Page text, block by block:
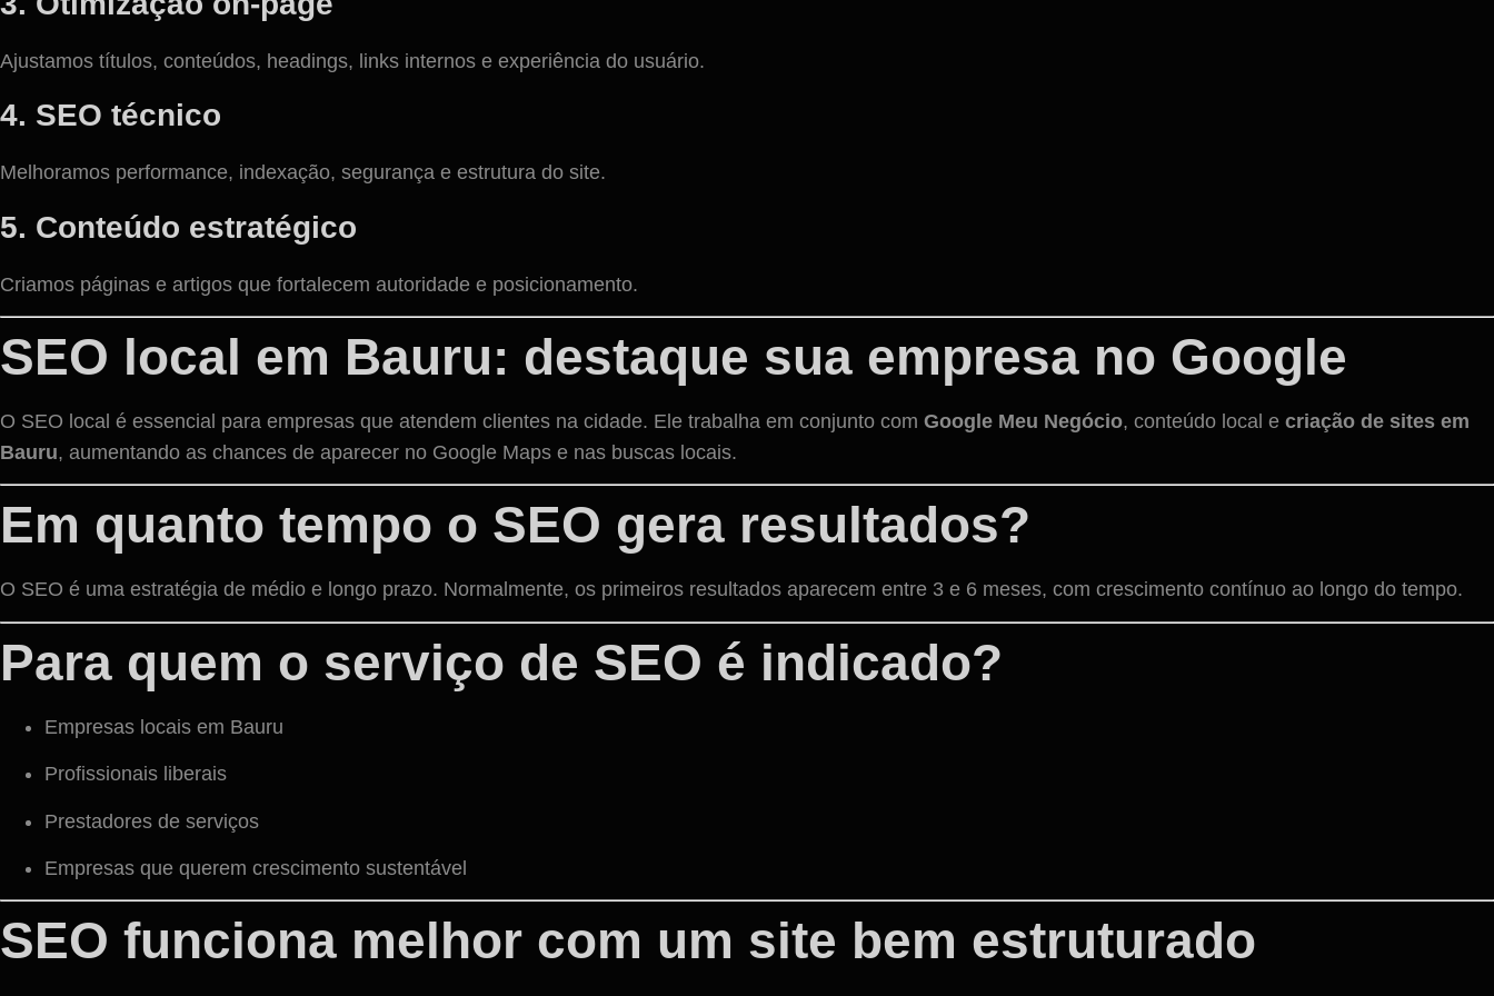
Ajustamos títulos, conteúdos, headings, links internos e experiência do usuário.
4. SEO técnico
Melhoramos performance, indexação, segurança e estrutura do site.
5. Conteúdo estratégico
Criamos páginas e artigos que fortalecem autoridade e posicionamento.
SEO local em Bauru: destaque sua empresa no Google
O SEO local é essencial para empresas que atendem clientes na cidade. Ele trabalha em conjunto com Google Meu Negócio, conteúdo local e criação de sites em
Bauru, aumentando as chances de aparecer no Google Maps e nas buscas locais.
Em quanto tempo o SEO gera resultados?
O SEO é uma estratégia de médio e longo prazo. Normalmente, os primeiros resultados aparecem entre 3 e 6 meses, com crescimento contínuo ao longo do tempo.
Para quem o serviço de SEO é indicado?
Empresas locais em Bauru
Profissionais liberais
Prestadores de serviços
Empresas que querem crescimento sustentável
SEO funciona melhor com um site bem estruturado